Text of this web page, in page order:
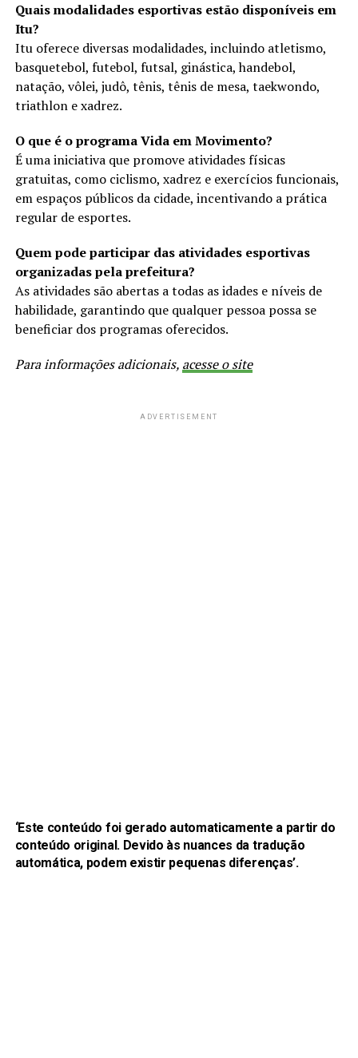
Quais modalidades esportivas estão disponíveis em
Itu?
Itu oferece diversas modalidades, incluindo atletismo,
basquetebol, futebol, futsal, ginástica, handebol,
natação, vôlei, judô, tênis, tênis de mesa, taekwondo,
triathlon e xadrez.
O que é o programa Vida em Movimento?
É uma iniciativa que promove atividades físicas
gratuitas, como ciclismo, xadrez e exercícios funcionais,
em espaços públicos da cidade, incentivando a prática
regular de esportes.
Quem pode participar das atividades esportivas
organizadas pela prefeitura?
As atividades são abertas a todas as idades e níveis de
habilidade, garantindo que qualquer pessoa possa se
beneficiar dos programas oferecidos.
Para informações adicionais, acesse o site
ADVERTISEMENT
‘Este conteúdo foi gerado automaticamente a partir do
conteúdo original. Devido às nuances da tradução
automática, podem existir pequenas diferenças’.